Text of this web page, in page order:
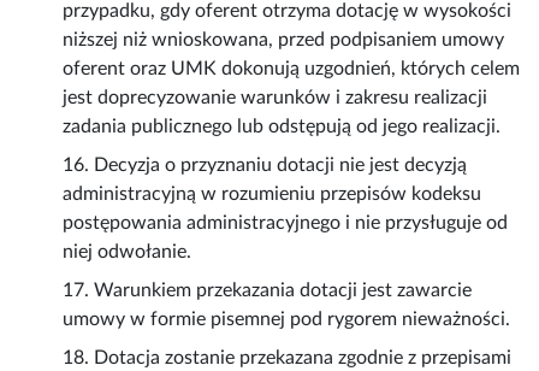
przypadku, gdy oferent otrzyma dotację w wysokości
niższej niż wnioskowana, przed podpisaniem umowy
oferent oraz UMK dokonują uzgodnień, których celem
jest doprecyzowanie warunków i zakresu realizacji
zadania publicznego lub odstępują od jego realizacji.
16. Decyzja o przyznaniu dotacji nie jest decyzją
administracyjną w rozumieniu przepisów kodeksu
postępowania administracyjnego i nie przysługuje od
niej odwołanie.
17. Warunkiem przekazania dotacji jest zawarcie
umowy w formie pisemnej pod rygorem nieważności.
18. Dotacja zostanie przekazana zgodnie z przepisami